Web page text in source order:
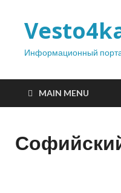
Информационный
MAIN MENU